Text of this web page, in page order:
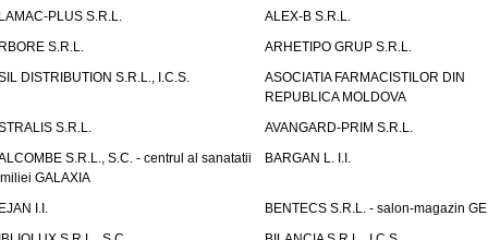
PLUS S.R.L.
ALEX-B S.R.L.
S.R.L.
ARHETIPO GRUP S.R.L.
DISTRIBUTION S.R.L., I.C.S.
ASOCIATIA FARMACISTILOR DIN
REPUBLICA MOLDOVA
S.R.L.
AVANGARD-PRIM S.R.L.
S.R.L., S.C. - centrul al sanatatii
GALAXIA
BARGAN L. I.I.
I.I.
BENTECS S.R.L. - salon-magazin